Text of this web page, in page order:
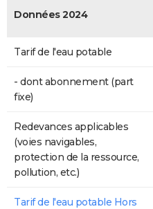
Données 2024
Tarif de l'eau potable
- dont abonnement (part
fixe)
Redevances applicables
(voies navigables,
protection de la ressource,
pollution, etc.)
Tarif de l'eau potable Hors